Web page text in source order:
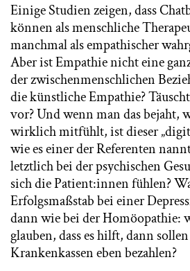
Einige Studien zeigen, dass
können als menschliche
manchmal als empathischer
Aber ist Empathie nicht eine
der zwischenmenschlichen
die künstliche Empathie?
vor? Und wenn man das bejaht,
wirklich mitfühlt, ist dieser
wie es einer der Referenten
letztlich bei der psychischen
sich die Patient:innen fühlen?
Erfolgsmaßstab bei einer
dann wie bei der Homöopathie:
glauben, dass es hilft, dann
Krankenkassen eben bezahlen?